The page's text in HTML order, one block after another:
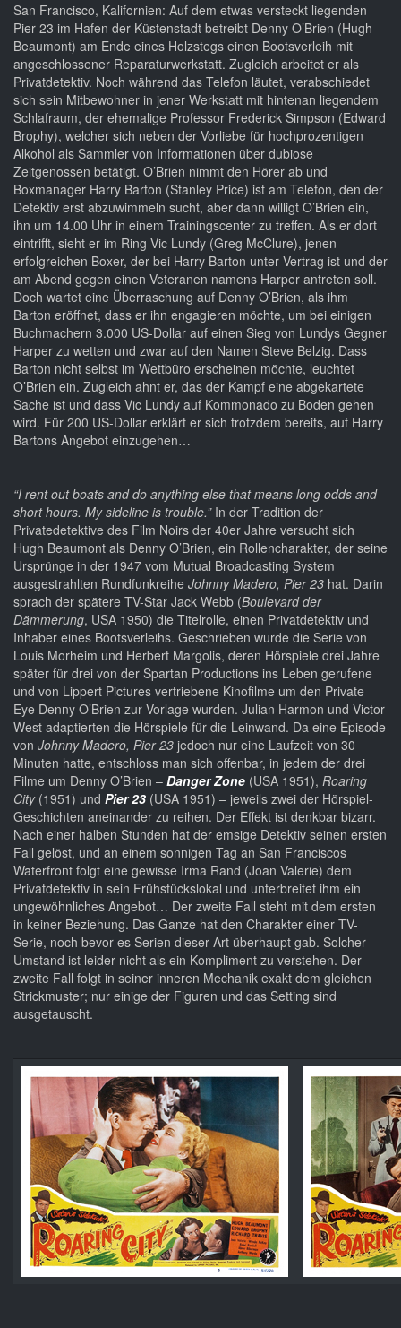
San Francisco, Kalifornien: Auf dem etwas versteckt liegenden
Pier 23 im Hafen der Küstenstadt betreibt Denny O’Brien (Hugh
Beaumont) am Ende eines Holzstegs einen Bootsverleih mit
angeschlossener Reparaturwerkstatt. Zugleich arbeitet er als
Privatdetektiv. Noch während das Telefon läutet, verabschiedet
sich sein Mitbewohner in jener Werkstatt mit hintenan liegendem
Schlafraum, der ehemalige Professor Frederick Simpson (Edward
Brophy), welcher sich neben der Vorliebe für hochprozentigen
Alkohol als Sammler von Informationen über dubiose
Zeitgenossen betätigt. O’Brien nimmt den Hörer ab und
Boxmanager Harry Barton (Stanley Price) ist am Telefon, den der
Detektiv erst abzuwimmeln sucht, aber dann willigt O’Brien ein,
ihn um 14.00 Uhr in einem Trainingscenter zu treffen. Als er dort
eintrifft, sieht er im Ring Vic Lundy (Greg McClure), jenen
erfolgreichen Boxer, der bei Harry Barton unter Vertrag ist und der
am Abend gegen einen Veteranen namens Harper antreten soll.
Doch wartet eine Überraschung auf Denny O’Brien, als ihm
Barton eröffnet, dass er ihn engagieren möchte, um bei einigen
Buchmachern 3.000 US-Dollar auf einen Sieg von Lundys Gegner
Harper zu wetten und zwar auf den Namen Steve Belzig. Dass
Barton nicht selbst im Wettbüro erscheinen möchte, leuchtet
O’Brien ein. Zugleich ahnt er, das der Kampf eine abgekartete
Sache ist und dass Vic Lundy auf Kommonado zu Boden gehen
wird. Für 200 US-Dollar erklärt er sich trotzdem bereits, auf Harry
Bartons Angebot einzugehen…
“I rent out boats and do anything else that means long odds and
short hours. My sideline is trouble.”In der Tradition der
Privatedetektive des Film Noirs der 40er Jahre versucht sich
Hugh Beaumont als Denny O’Brien, ein Rollencharakter, der seine
Ursprünge in der 1947 vom Mutual Broadcasting System
ausgestrahlten Rundfunkreihe Johnny Madero, Pier 23 hat. Darin
sprach der spätere TV-Star Jack Webb (Boulevard der
Dämmerung, USA 1950) die Titelrolle, einen Privatdetektiv und
Inhaber eines Bootsverleihs. Geschrieben wurde die Serie von
Louis Morheim und Herbert Margolis, deren Hörspiele drei Jahre
später für drei von der Spartan Productions ins Leben gerufene
und von Lippert Pictures vertriebene Kinofilme um den Private
Eye Denny O’Brien zur Vorlage wurden. Julian Harmon und Victor
West adaptierten die Hörspiele für die Leinwand. Da eine Episode
von Johnny Madero, Pier 23 jedoch nur eine Laufzeit von 30
Minuten hatte, entschloss man sich offenbar, in jedem der drei
Filme um Denny O’Brien – Danger Zone (USA 1951), Roaring
City (1951) und Pier 23 (USA 1951) – jeweils zwei der Hörspiel-
Geschichten aneinander zu reihen. Der Effekt ist denkbar bizarr.
Nach einer halben Stunden hat der emsige Detektiv seinen ersten
Fall gelöst, und an einem sonnigen Tag an San Franciscos
Waterfront folgt eine gewisse Irma Rand (Joan Valerie) dem
Privatdetektiv in sein Frühstückslokal und unterbreitet ihm ein
ungewöhnliches Angebot… Der zweite Fall steht mit dem ersten
in keiner Beziehung. Das Ganze hat den Charakter einer TV-
Serie, noch bevor es Serien dieser Art überhaupt gab. Solcher
Umstand ist leider nicht als ein Kompliment zu verstehen. Der
zweite Fall folgt in seiner inneren Mechanik exakt dem gleichen
Strickmuster; nur einige der Figuren und das Setting sind
ausgetauscht.